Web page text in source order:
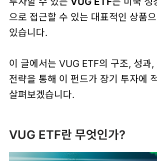
으로 접근할 수 있는 대표적인 상품
있습니다.
이 글에서는 VUG ETF의 구조, 성과,
전략을 통해 이 펀드가 장기 투자에
살펴보겠습니다.
VUG ETF란 무엇인가?